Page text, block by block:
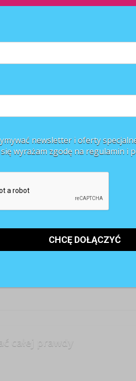
samym spadła w stosunku do czerwca o
wynosił 11,8%. Z informacji podanych
całej prawdy
newsletter i oferty
wyrażam zgodę na regulamin i